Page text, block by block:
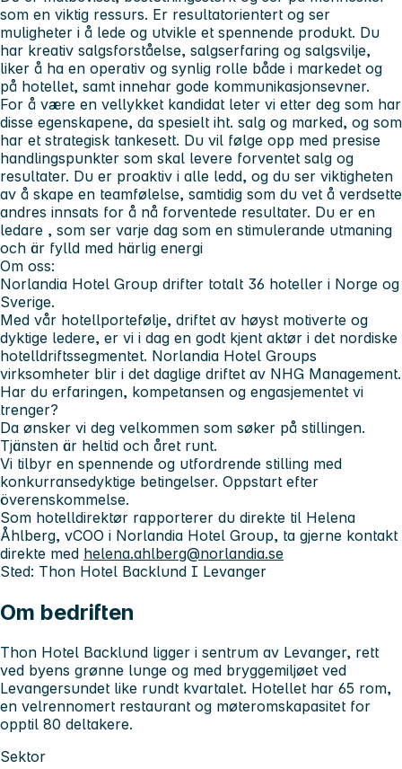
som en viktig ressurs. Er resultatorientert og ser
muligheter i å lede og utvikle et spennende produkt. Du
har kreativ salgsforståelse, salgserfaring og salgsvilje,
liker å ha en operativ og synlig rolle både i markedet og
på hotellet, samt innehar gode kommunikasjonsevner.
For å være en vellykket kandidat leter vi etter deg som har
disse egenskapene, da spesielt iht. salg og marked, og som
har et strategisk tankesett. Du vil følge opp med presise
handlingspunkter som skal levere forventet salg og
resultater. Du er proaktiv i alle ledd, og du ser viktigheten
av å skape en teamfølelse, samtidig som du vet å verdsette
andres innsats for å nå forventede resultater. Du er en
ledare , som ser varje dag som en stimulerande utmaning
och är fylld med härlig energi
Om oss:
Norlandia Hotel Group drifter totalt 36 hoteller i Norge og
Sverige.
Med vår hotellportefølje, driftet av høyst motiverte og
dyktige ledere, er vi i dag en godt kjent aktør i det nordiske
hotelldriftssegmentet. Norlandia Hotel Groups
virksomheter blir i det daglige driftet av NHG Management.
Har du erfaringen, kompetansen og engasjementet vi
trenger?
Da ønsker vi deg velkommen som søker på stillingen.
Tjänsten är heltid och året runt.
Vi tilbyr en spennende og utfordrende stilling med
konkurransedyktige betingelser. Oppstart efter
överenskommelse.
Som hotelldirektør rapporterer du direkte til Helena
Åhlberg, vCOO i Norlandia Hotel Group, ta gjerne kontakt
direkte med helena.ahlberg@norlandia.se
Sted: Thon Hotel Backlund I Levanger
Om bedriften
Thon Hotel Backlund ligger i sentrum av Levanger, rett
ved byens grønne lunge og med bryggemiljøet ved
Levangersundet like rundt kvartalet. Hotellet har 65 rom,
en velrennomert restaurant og møteromskapasitet for
opptil 80 deltakere.
Sektor